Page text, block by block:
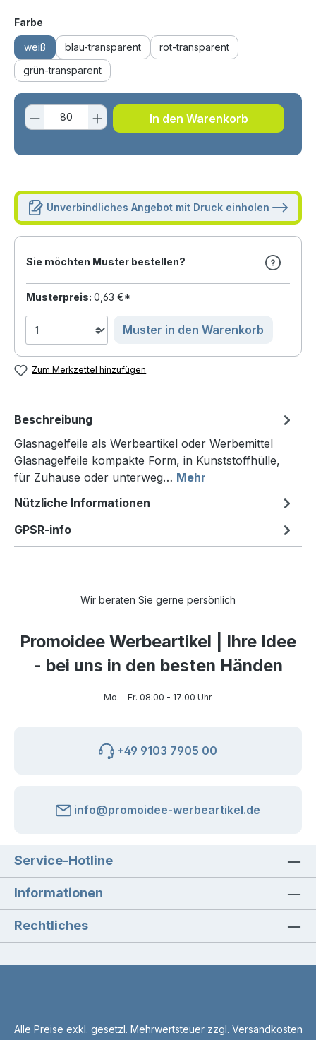
Farbe
weiß blau-transparent
rot-transparent
grün-transparent
Produkt Anzahl: Gib den
In den Warenkorb
Unverbindliches Angebot mit Druck einholen
Sie möchten Muster bestellen?
Musterpreis: 0,63 €*
Muster in den Warenkorb
Zum Merkzettel hinzufügen
Beschreibung
Glasnagelfeile als Werbeartikel oder Werbemittel
Glasnagelfeile kompakte Form, in Kunststoffhülle,
für Zuhause oder unterweg… Mehr
Nützliche Informationen
GPSR-info
Wir beraten Sie gerne persönlich
Promoidee Werbeartikel | Ihre Idee
- bei uns in den besten Händen
Mo. - Fr. 08:00 - 17:00 Uhr
+49 9103 7905 00
info@promoidee-werbeartikel.de
Service-Hotline
Informationen
Rechtliches
Alle Preise exkl. gesetzl. Mehrwertsteuer zzgl. Versandkosten